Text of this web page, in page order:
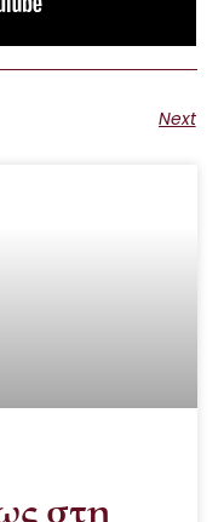
Next
στη